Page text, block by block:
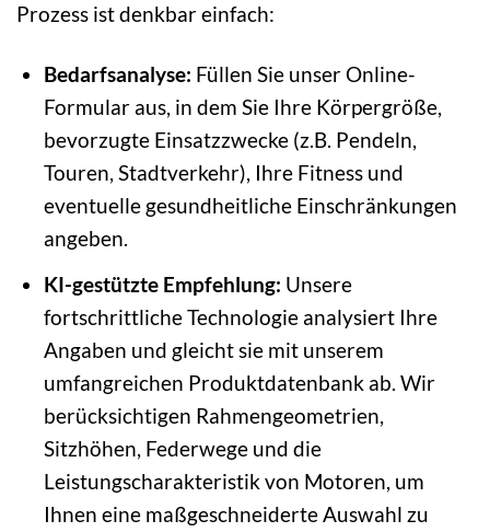
Prozess ist denkbar einfach:
Bedarfsanalyse: Füllen Sie unser Online-
Formular aus, in dem Sie Ihre Körpergröße,
bevorzugte Einsatzzwecke (z.B. Pendeln,
Touren, Stadtverkehr), Ihre Fitness und
eventuelle gesundheitliche Einschränkungen
angeben.
KI-gestützte Empfehlung: Unsere
fortschrittliche Technologie analysiert Ihre
Angaben und gleicht sie mit unserem
umfangreichen Produktdatenbank ab. Wir
berücksichtigen Rahmengeometrien,
Sitzhöhen, Federwege und die
Leistungscharakteristik von Motoren, um
Ihnen eine maßgeschneiderte Auswahl zu